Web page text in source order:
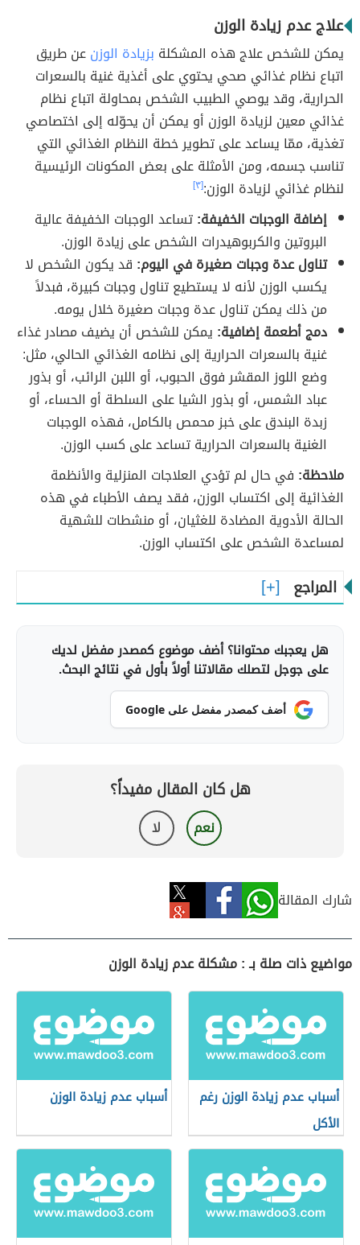
علاج عدم زيادة الوزن
يمكن للشخص علاج هذه المشكلة بزيادة الوزنعن طريق
اتباع نظام غذائي صحي يحتوي على أغذية غنية بالسعرات
الحرارية، وقد يوصي الطبيب الشخص بمحاولة اتباع نظام
غذائي معين لزيادة الوزن أو يمكن أن يحوّله إلى اختصاصي
تغذية، ممّا يساعد على تطوير خطة النظام الغذائي التي
تناسب جسمه، ومن الأمثلة على بعض المكونات الرئيسية
لنظام غذائي لزيادة الوزن:[٣]
إضافة الوجبات الخفيفة:تساعد الوجبات الخفيفة عالية
البروتين والكربوهيدرات الشخص على زيادة الوزن.
تناول عدة وجبات صغيرة في اليوم: قد يكون الشخص لا
يكسب الوزن لأنه لا يستطيع تناول وجبات كبيرة، فبدلاً
من ذلك يمكن تناول عدة وجبات صغيرة خلال يومه.
دمج أطعمة إضافية: يمكن للشخص أن يضيف مصادر غذاء
غنية بالسعرات الحرارية إلى نظامه الغذائي الحالي، مثل:
وضع اللوز المقشر فوق الحبوب، أو اللبن الرائب، أو بذور
عباد الشمس، أو بذور الشيا على السلطة أو الحساء، أو
زبدة البندق على خبز محمص بالكامل، فهذه الوجبات
الغنية بالسعرات الحرارية تساعد على كسب الوزن.
ملاحظة: في حال لم تؤدي العلاجات المنزلية والأنظمة
الغذائية إلى اكتساب الوزن، فقد يصف الأطباء في هذه
الحالة الأدوية المضادة للغثيان، أو منشطات للشهية
لمساعدة الشخص على اكتساب الوزن.
المراجع
هل يعجبك محتوانا؟ أضف موضوع كمصدر مفضل لديك
على جوجل لتصلك مقالاتنا أولاً بأول في نتائج البحث.
أضف كمصدر مفضل على Google
هل كان المقال مفيداً؟
نعم لا
شارك المقالة
مواضيع ذات صلة بـ : مشكلة عدم زيادة الوزن
أسباب عدم زيادة الوزن رغم
الأكل
أسباب عدم زيادة الوزن